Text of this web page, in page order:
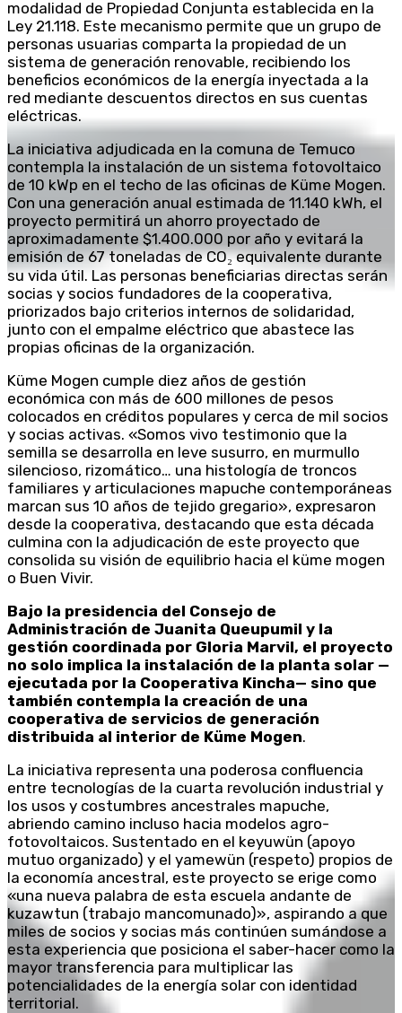
modalidad de Propiedad Conjunta establecida en la
Ley 21.118. Este mecanismo permite que un grupo de
personas usuarias comparta la propiedad de un
sistema de generación renovable, recibiendo los
beneficios económicos de la energía inyectada a la
red mediante descuentos directos en sus cuentas
eléctricas.
La iniciativa adjudicada en la comuna de Temuco
contempla la instalación de un sistema fotovoltaico
de 10 kWp en el techo de las oficinas de Küme Mogen.
Con una generación anual estimada de 11.140 kWh, el
proyecto permitirá un ahorro proyectado de
aproximadamente $1.400.000 por año y evitará la
emisión de 67 toneladas de CO₂ equivalente durante
su vida útil. Las personas beneficiarias directas serán
socias y socios fundadores de la cooperativa,
priorizados bajo criterios internos de solidaridad,
junto con el empalme eléctrico que abastece las
propias oficinas de la organización.
Küme Mogen cumple diez años de gestión
económica con más de 600 millones de pesos
colocados en créditos populares y cerca de mil socios
y socias activas. «Somos vivo testimonio que la
semilla se desarrolla en leve susurro, en murmullo
silencioso, rizomático… una histología de troncos
familiares y articulaciones mapuche contemporáneas
marcan sus 10 años de tejido gregario», expresaron
desde la cooperativa, destacando que esta década
culmina con la adjudicación de este proyecto que
consolida su visión de equilibrio hacia el küme mogen
o Buen Vivir.
Bajo la presidencia del Consejo de
Administración de Juanita Queupumil y la
gestión coordinada por Gloria Marvil, el proyecto
no solo implica la instalación de la planta solar —
ejecutada por la Cooperativa Kincha— sino que
también contempla la creación de una
cooperativa de servicios de generación
distribuida al interior de Küme Mogen.
La iniciativa representa una poderosa confluencia
entre tecnologías de la cuarta revolución industrial y
los usos y costumbres ancestrales mapuche,
abriendo camino incluso hacia modelos agro-
fotovoltaicos. Sustentado en el keyuwün (apoyo
mutuo organizado) y el yamewün (respeto) propios de
la economía ancestral, este proyecto se erige como
«una nueva palabra de esta escuela andante de
kuzawtun (trabajo mancomunado)», aspirando a que
miles de socios y socias más continúen sumándose a
esta experiencia que posiciona el saber-hacer como la
mayor transferencia para multiplicar las
potencialidades de la energía solar con identidad
territorial.